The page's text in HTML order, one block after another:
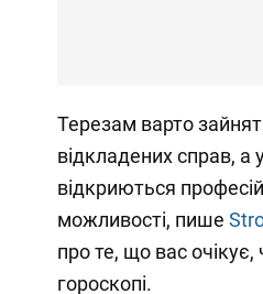
Терезам варто
відкладених справ, а
відкриються
можливості, пише
про те, що вас очікує,
гороскопі.